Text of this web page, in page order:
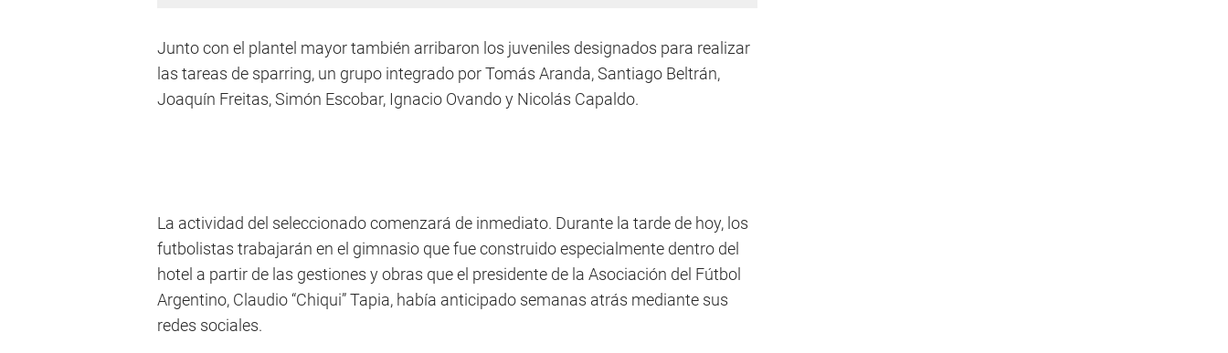
Junto con el plantel mayor también arribaron los juveniles designados para realizar
las tareas de sparring, un grupo integrado por Tomás Aranda, Santiago Beltrán,
Joaquín Freitas, Simón Escobar, Ignacio Ovando y Nicolás Capaldo.
La actividad del seleccionado comenzará de inmediato. Durante la tarde de hoy, los
futbolistas trabajarán en el gimnasio que fue construido especialmente dentro del
hotel a partir de las gestiones y obras que el presidente de la Asociación del Fútbol
Argentino, Claudio “Chiqui” Tapia, había anticipado semanas atrás mediante sus
redes sociales.